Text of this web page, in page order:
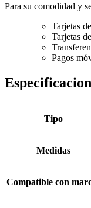
Para su comodidad y
Tarjetas
Tarjetas
Pagos
Tipo
Medidas
Compatible con